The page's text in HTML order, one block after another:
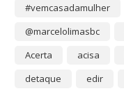
#vemcasadamulher
@marcelolimasbc
Acerta
acisa
detaque
edir